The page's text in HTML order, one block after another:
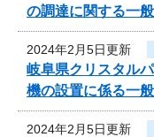
の調達に関する一
2024年2月5日更新
岐阜県クリスタル
機の設置に係る一
2024年2月5日更新